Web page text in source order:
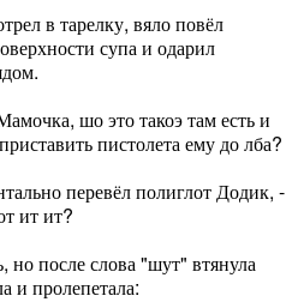
в тарелку, вяло повёл
супа и одарил
шо это такоэ там есть и
пистолета ему до лба?
перевёл полиглот Додик, -
ит ит?
но после слова "шут" втянула
и пролепетала: